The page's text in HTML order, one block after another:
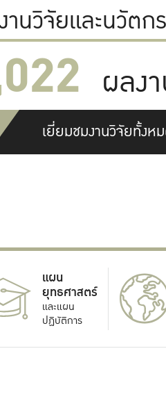
านวิจัยและนวัตก
ผลง
เยี่ยมชมงานวิจัยทั้งห
แผน
ยุทธศาสตร์
และแผน
ปฏิบัติการ